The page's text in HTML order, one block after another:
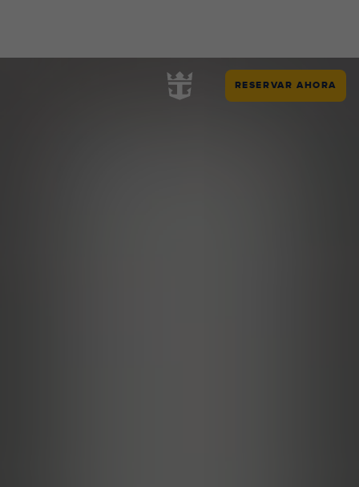
RESERVAR AHORA